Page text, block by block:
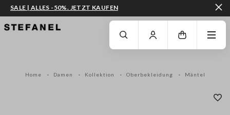
ZUM HAUPTINHALT SPRINGEN GEHEN SIE ZUM ENDE DER SEITE
SALE | ALLES -50%. JETZT KAUFEN
Home Damen Kollektion Oberbekleidung Mäntel